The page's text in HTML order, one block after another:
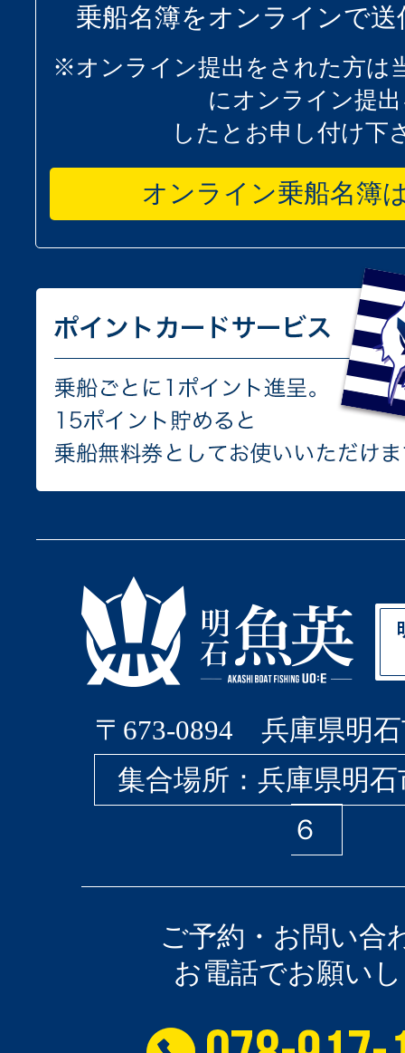
乗船名簿をオンラインで
※オンライン提出をされた方は
にオンライン提
したとお申し付け下
オンライン乗船名簿
〒673-0894 兵庫県明石
集合場所：兵庫県明
６
ご予約・お問い合
お電話でお願い